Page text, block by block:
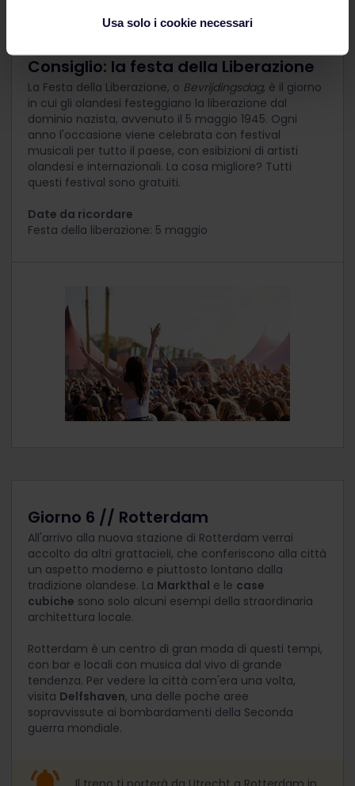
Usa solo i cookie necessari
Consiglio: la festa della Liberazione
La Festa della Liberazione, o Bevrijdingsdag, è il giorno
in cui gli olandesi festeggiano la liberazione dal
dominio nazista, avvenuto il 5 maggio 1945. Ogni
anno l'occasione viene celebrata con festival
musicali per tutto il paese, con esibizioni di artisti
olandesi e internazionali. La cosa migliore? Tutti
questi festival sono gratuiti.
Date da ricordare
Festa della liberazione: 5 maggio
Giorno 6 // Rotterdam
All'arrivo alla nuova stazione di Rotterdam verrai
accolto da altri grattacieli, che conferiscono alla città
un aspetto moderno e piuttosto lontano dalla
tradizione olandese. La Markthal e le case
cubiche sono solo alcuni esempi della straordinaria
architettura locale.
Rotterdam è un centro di gran moda di questi tempi,
con bar e locali con musica dal vivo di grande
tendenza. Per vedere la città com'era una volta,
visita Delfshaven, una delle poche aree
sopravvissute ai bombardamenti della Seconda
guerra mondiale.